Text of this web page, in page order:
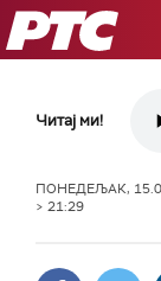
РТС
Читај ми!
ПОНЕДЕЉАК,
> 21:29